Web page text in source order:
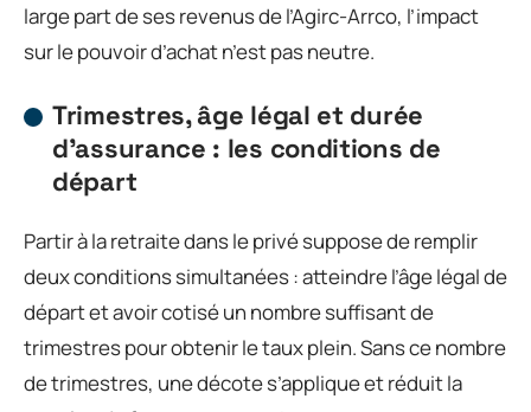
large part de ses revenus de l’Agirc-Arrco, l’impact
sur le pouvoir d’achat n’est pas neutre.
Trimestres, âge légal et durée
d’assurance : les conditions de
départ
Partir à la retraite dans le privé suppose de remplir
deux conditions simultanées : atteindre l’âge légal de
départ et avoir cotisé un nombre suffisant de
trimestres pour obtenir le taux plein. Sans ce nombre
de trimestres, une décote s’applique et réduit la